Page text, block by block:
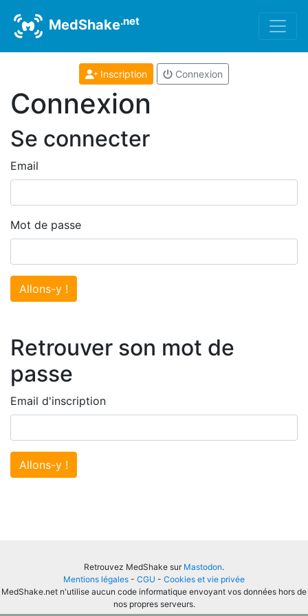
MedShake.net
Inscription Connexion
Connexion
Se connecter
Email
Mot de passe
Allons-y !
Retrouver son mot de
passe
Email d'inscription
Allons-y !
Retrouvez MedShake sur Mastodon.
Mentions légales - CGU - Cookies et vie privée
MedShake.net n'utilise aucun code informatique envoyant vos données hors de
nos propres serveurs.